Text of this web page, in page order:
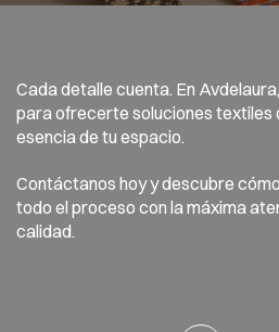
Cada detalle cuenta. En
para ofrecerte soluciones textiles
esencia de tu espacio.
Contáctanos hoy y descubre
todo el proceso con la máxima
calidad.